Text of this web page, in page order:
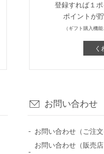
登録すれば１
ポイントが
（ギフト購入機
く
お問い合わせ
お問い合わせ（ご注文
お問い合わせ（販売